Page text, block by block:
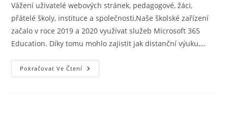
Vážení uživatelé webových stránek, pedagogové, žáci,
přátelé školy, instituce a společnosti,Naše školské zařízení
začalo v roce 2019 a 2020 využívat služeb Microsoft 365
Education. Díky tomu mohlo zajistit jak distanční výuku,…
Pokračovat Ve Čtení